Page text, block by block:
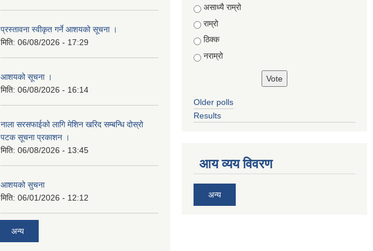
प्रस्तावना स्वीकृत गर्ने आशयको सूचना ।
मिति: 06/08/2026 - 17:29
आशयको सूचना ।
मिति: 06/08/2026 - 16:14
नाला सरसफाईको लागि मेशिन खरिद सम्बन्धि दोस्रो
पटक सूचना प्रकाशन ।
मिति: 06/08/2026 - 13:45
आशयको सुचना
मिति: 06/01/2026 - 12:12
अन्य
Choices
असाध्यै राम्रो
राम्रो
ठिक्क
नराम्रो
Older polls
Results
आय व्यय विवरण
अन्य